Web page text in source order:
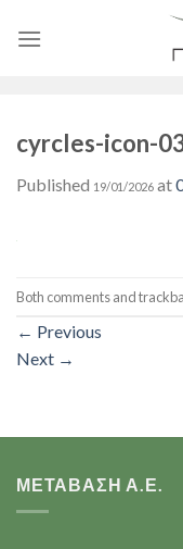
cyrcles-icon-
Published 19/01/2026 at
Both comments and
← Previous
Next →
ΜΕΤΑΒΑΣΗ Α.Ε.